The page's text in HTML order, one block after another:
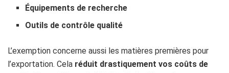
Équipements de recherche
Outils de contrôle qualité
L’exemption concerne aussi les matières premières pour
l’exportation. Cela réduit drastiquement vos coûts de